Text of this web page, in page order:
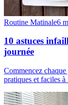
Routine Matinale6
10 astuces
journée
Commencez
pratiques et faciles